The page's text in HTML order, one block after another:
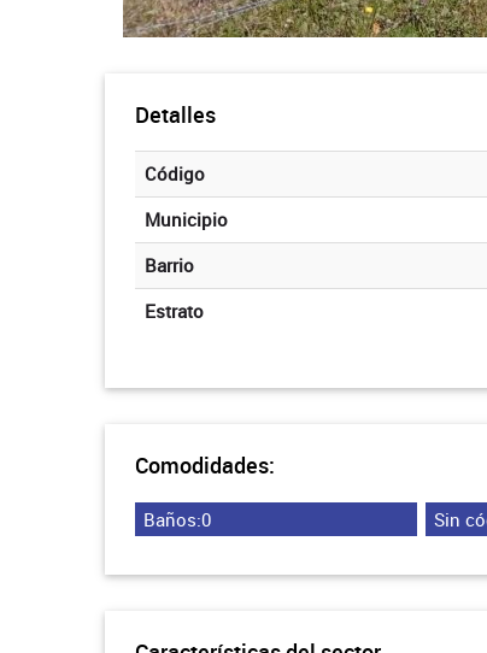
Detalles
Código
Municipio
Barrio
Estrato
Comodidades:
Baños:0 Sin